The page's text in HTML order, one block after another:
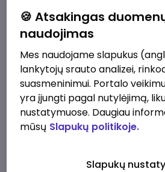
Pridėti naują
Kokios srities darbo pasiūlymai
Pridėti naują
🍪 Atsakingas
naudojimas
Mes naudojame slapukus
lankytojų srauto analizei,
suasmeninimui. Portalo
yra įjungti pagal nutylėjimą,
nustatymuose. Daugiau
mūsų Slapukų politikoje.
Slapukų